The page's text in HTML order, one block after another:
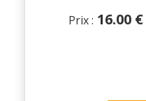
Prix : 16.00 €